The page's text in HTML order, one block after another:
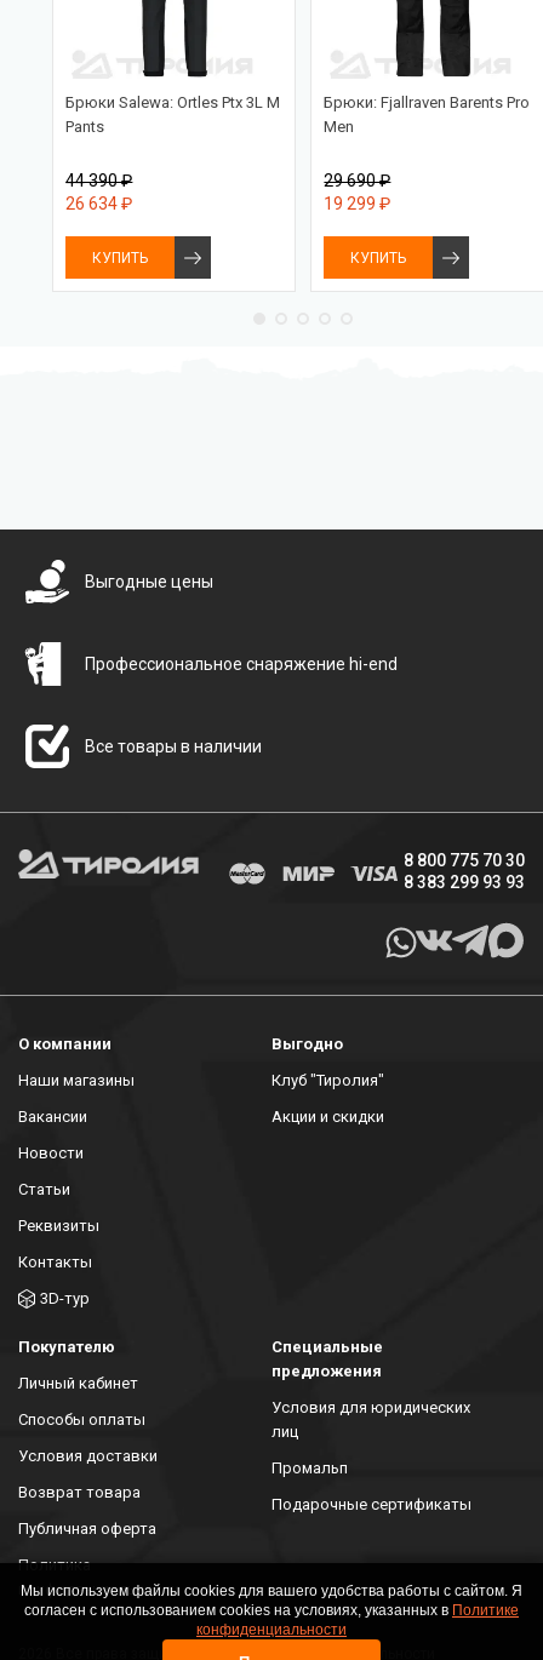
Брюки Salewa: Ortles Ptx 3L M
Pants
44 390 ₽
26 634 ₽
КУПИТЬ
Брюки: Fjallraven Barents Pro
Men
29 690 ₽
19 299 ₽
КУПИТЬ
Выгодные цены
Профессиональное снаряжение hi-end
Все товары в наличии
8 800 775 70 30
8 383 299 93 93
О компании
Наши магазины
Вакансии
Новости
Статьи
Реквизиты
Контакты
3D-тур
Выгодно
Клуб "Тиролия"
Акции и скидки
Покупателю
Личный кабинет
Способы оплаты
Условия доставки
Возврат товара
Публичная оферта
Политика
конфиденциальности
Специальные
предложения
Условия для юридических
лиц
Промальп
Подарочные сертификаты
2026 Все права защищены. Политика конфиденциальности
Мы используем файлы cookies для вашего удобства работы с сайтом. Я
согласен с использованием cookies на условиях, указанных в Политике
конфиденциальности